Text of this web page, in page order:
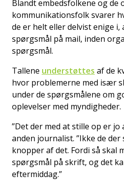
Blandt embedsfolkene og de
kommunikationsfolk svarer
de er helt eller delvist enige i,
spørgsmål på mail, inden
spørgsmål.
Tallene understøttes af de
hvor problemerne med især
under de spørgsmålene om
oplevelser med myndigheder.
”Det der med at stille op er jo
anden journalist. ”Ikke de
knopper af det. Fordi så skal
spørgsmål på skrift, og det
eftermiddag.”